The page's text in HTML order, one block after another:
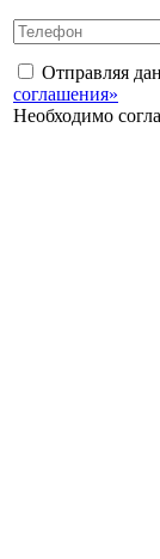
Отправляя
соглашения»
Необходимо